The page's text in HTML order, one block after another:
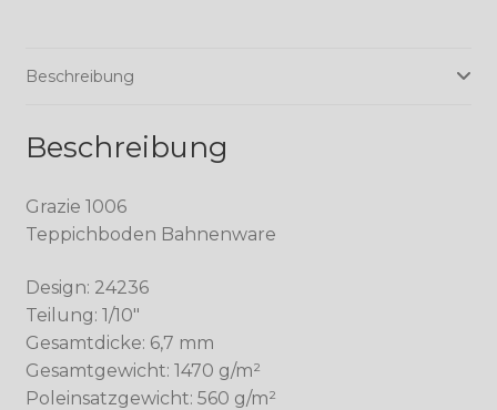
Beschreibung
Beschreibung
Grazie 1006
Teppichboden Bahnenware
Design: 24236
Teilung: 1/10″
Gesamtdicke: 6,7 mm
Gesamtgewicht: 1470 g/m²
Poleinsatzgewicht: 560 g/m²